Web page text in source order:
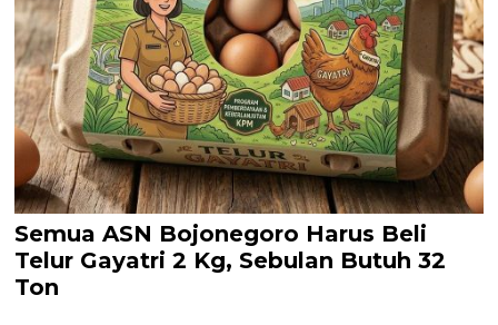
Semua ASN Bojonegoro Harus Beli
Telur Gayatri 2 Kg, Sebulan Butuh 32
Ton